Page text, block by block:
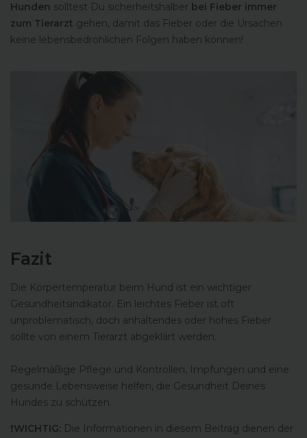
Hunden solltest Du sicherheitshalber bei Fieber immer
zum Tierarzt gehen, damit das Fieber oder die Ursachen
keine lebensbedrohlichen Folgen haben können!
Fazit
Die Körpertemperatur beim Hund ist ein wichtiger
Gesundheitsindikator. Ein leichtes Fieber ist oft
unproblematisch, doch anhaltendes oder hohes Fieber
sollte von einem Tierarzt abgeklärt werden.
Regelmäßige Pflege und Kontrollen, Impfungen und eine
gesunde Lebensweise helfen, die Gesundheit Deines
Hundes zu schützen.
️❗WICHTIG: Die Informationen in diesem Beitrag dienen der